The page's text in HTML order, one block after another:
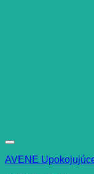
AVENE